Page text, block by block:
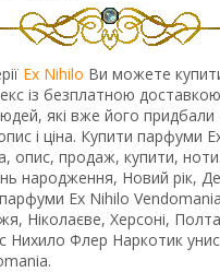
Ex Nihilo Ви можете
із безплатною
які вже його
і ціна. Купити
опис, продаж, купити,
народження, Новий рік,
парфуми Ex Nihilo
Ніколаєве, Херсоні,
Нихило Флер Наркотик